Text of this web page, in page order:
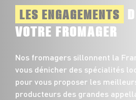
LES ENGAGEMENTS
VOTRE FROMAGER
Nos fromagers sillonnent la
vous dénicher des spécialités
pour vous proposer les
producteurs des grandes